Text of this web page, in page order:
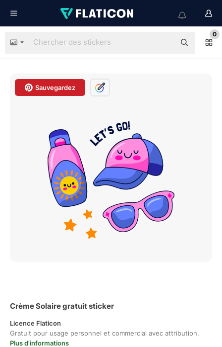
0
Sauvegardez
Crème Solaire gratuit sticker
Licence Flaticon
Gratuit pour usage personnel et commercial avec attribution.
Plus d'informations